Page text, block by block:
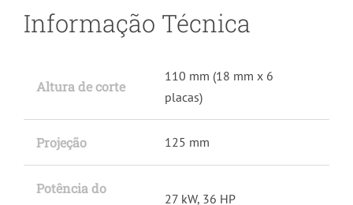
Informação Técnica
Altura de corte
110 mm (18 mm x 6
placas)
Projeção 125 mm
Potência do
27 kW, 36 HP